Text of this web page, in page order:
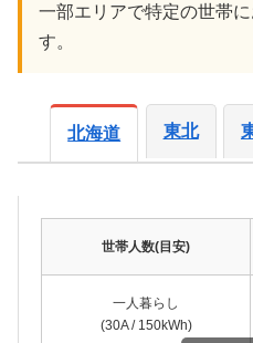
一部エリアで特定の世帯
す。
北海道 東北
世帯人数(目安)
一人暮らし
(30A / 150kWh)